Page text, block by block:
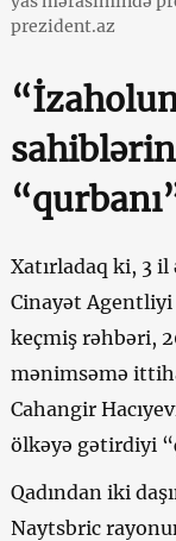
prezident.az
Xatırladaq ki, 3
Cinayət Agentliyi
keçmiş rəhbəri,
mənimsəmə
Cahangir
ölkəyə gətirdiyi
Qadından iki
Naytsbric